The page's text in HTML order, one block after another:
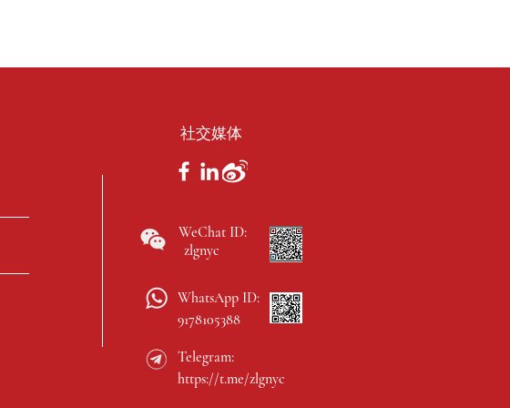
社交媒体
WeChat ID:
zlgnyc
WhatsApp ID:
9178105388
Telegram:
https://t.me/zlgnyc